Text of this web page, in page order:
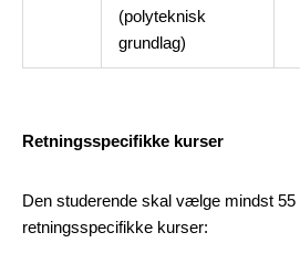
(polyteknisk
grundlag)
Retningsspecifikke kurser
Den studerende skal vælge mindst 55
retningsspecifikke kurser: